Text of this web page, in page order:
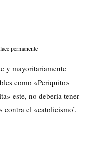
permanente
y mayoritariamente
como «Periquito»
este, no debería tener
contra el «catolicismo’.